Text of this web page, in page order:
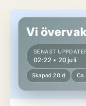
Lägenhet på
Vi
SENAST
02:22 • 20 juli
Skapad 20 d